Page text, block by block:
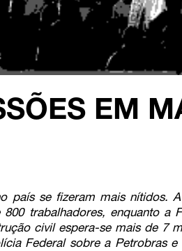
EM
país se fizeram mais nítidos.
trabalhadores, enquanto a
civil espera-se mais de 7
Federal sobre a Petrobras e